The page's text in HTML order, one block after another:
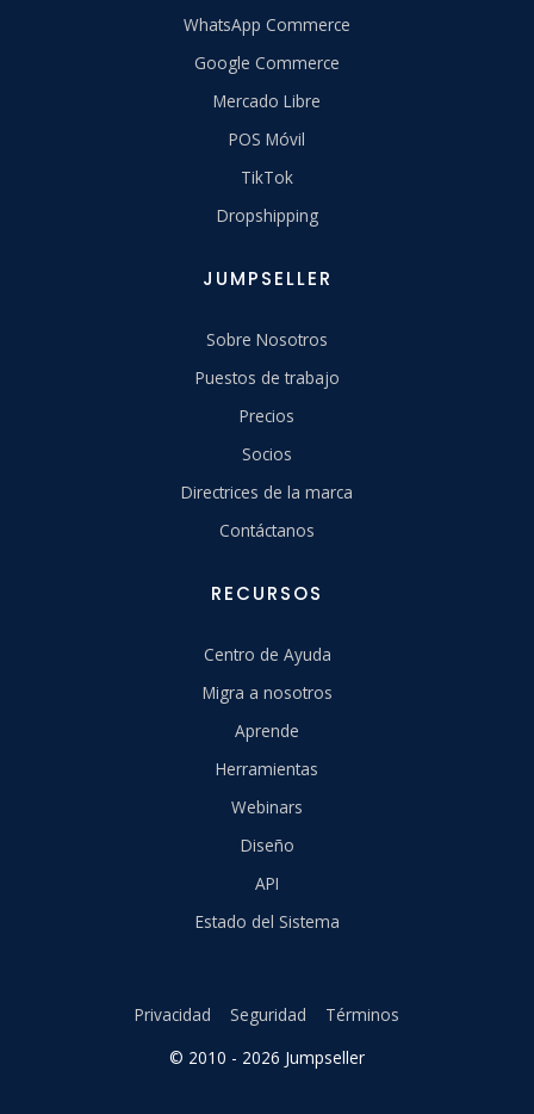
WhatsApp Commerce
Google Commerce
Mercado Libre
POS Móvil
TikTok
Dropshipping
JUMPSELLER
Sobre Nosotros
Puestos de trabajo
Precios
Socios
Directrices de la marca
Contáctanos
RECURSOS
Centro de Ayuda
Migra a nosotros
Aprende
Herramientas
Webinars
Diseño
API
Estado del Sistema
© 2010 - 2026 Jumpseller
Privacidad Seguridad Términos